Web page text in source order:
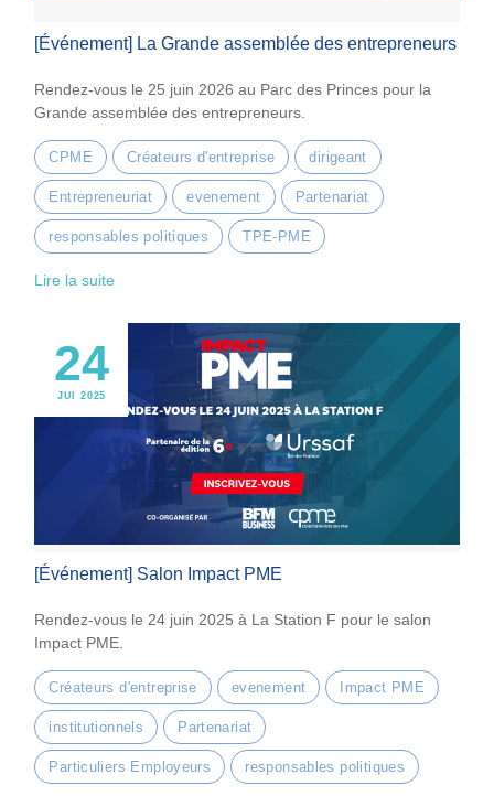
[Événement] La Grande assemblée des entrepreneurs
Rendez-vous le 25 juin 2026 au Parc des Princes pour la
Grande assemblée des entrepreneurs.
CPME Créateurs d'entreprise dirigeant
Entrepreneuriat evenement Partenariat
responsables politiques TPE-PME
Lire la suite
24
JUI 2025
[Événement] Salon Impact PME
Rendez-vous le 24 juin 2025 à La Station F pour le salon
Impact PME.
Créateurs d'entreprise evenement Impact PME
institutionnels Partenariat
Particuliers Employeurs responsables politiques